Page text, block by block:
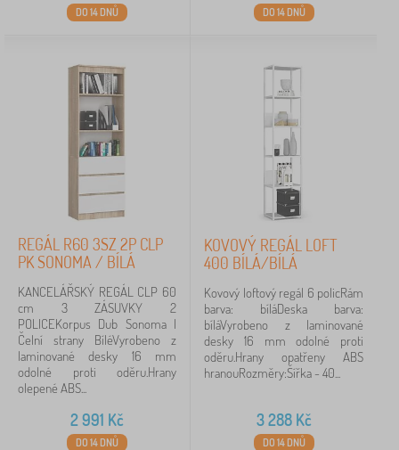
DO 14 DNŮ DO 14 DNŮ
REGÁL R60 3SZ 2P CLP
PK SONOMA / BÍLÁ
KANCELÁŘSKÝ REGÁL CLP 60
cm 3 ZÁSUVKY 2
POLICEKorpus Dub Sonoma |
Čelní strany BíléVyrobeno z
laminované desky 16 mm
odolné proti oděru.Hrany
olepené ABS...
2 991 Kč
DO 14 DNŮ
KOVOVÝ REGÁL LOFT
400 BÍLÁ/BÍLÁ
Kovový loftový regál 6 policRám
barva: bíláDeska barva:
bíláVyrobeno z laminované
desky 16 mm odolné proti
oděru.Hrany opatřeny ABS
hranouRozměry:Šířka - 40...
3 288Kč
DO 14 DNŮ